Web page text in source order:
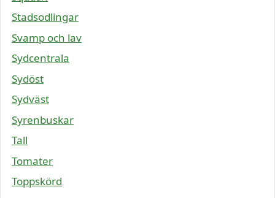
Stadsodlingar
Svamp och lav
Sydcentrala
Sydöst
Sydväst
Syrenbuskar
Tall
Tomater
Toppskörd